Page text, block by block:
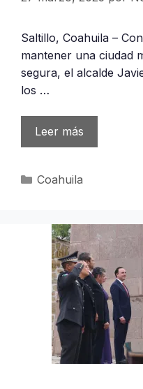
Saltillo, Coahuila –
mantener una ciudad
segura, el alcalde
los …
Leer más
Categorías
Coahuila